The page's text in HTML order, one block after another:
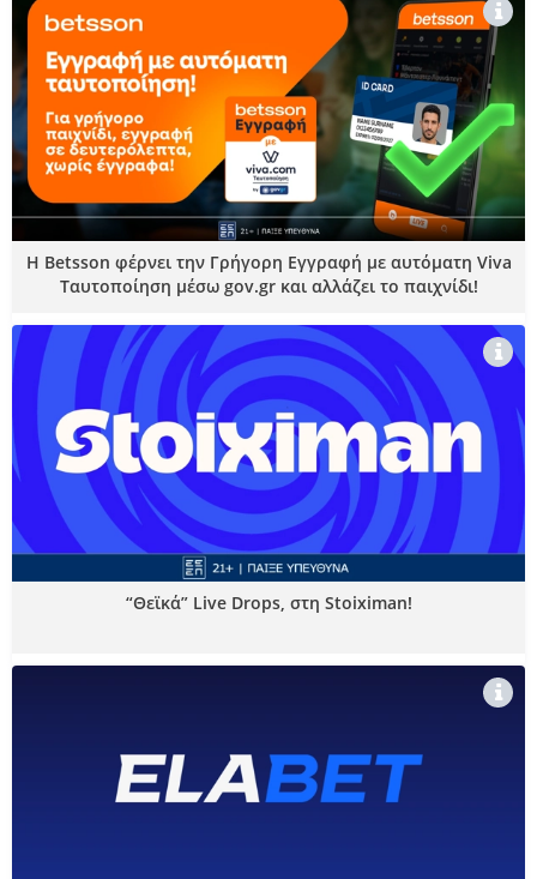
Η Betsson φέρνει την Γρήγορη Εγγραφή με αυτόματη Viva
Ταυτοποίηση μέσω gov.gr και αλλάζει το παιχνίδι!
“Θεϊκά” Live Drops, στη Stoiximan!